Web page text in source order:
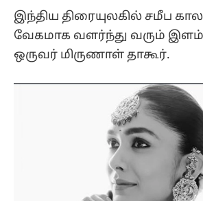
இந்திய திரையுலகில் சமீப
வேகமாக வளர்ந்து வரும்
ஒருவர் மிருணாள் தாகூர்.